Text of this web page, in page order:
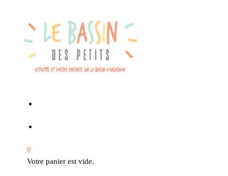
0
Votre panier est vide.